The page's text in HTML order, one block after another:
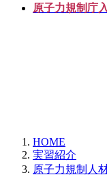
原子力規制庁
HOME
実習紹介
原子力規制人